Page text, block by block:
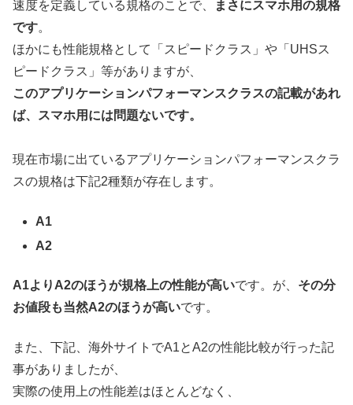
速度を定義している規格のことで、
まさにスマホ用の規格
です。
ほかにも性能規格として「スピードクラス」や「UHSス
ピードクラス」等がありますが、
このアプリケーションパフォーマンスクラスの記載があれ
ば、スマホ用には問題ないです。
現在市場に出ているアプリケーションパフォーマンスクラ
スの規格は下記2種類が存在します。
A1
A2
A1よりA2のほうが規格上の性能が高いです。が、 その分
お値段も当然A2のほうが高いです。
また、下記、海外サイトでA1とA2の性能比較が行った記
事がありましたが、
実際の使用上の性能差はほとんどなく、